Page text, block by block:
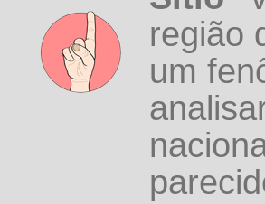
região
um